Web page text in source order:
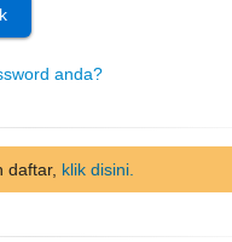
anda?
daftar, klik disini.